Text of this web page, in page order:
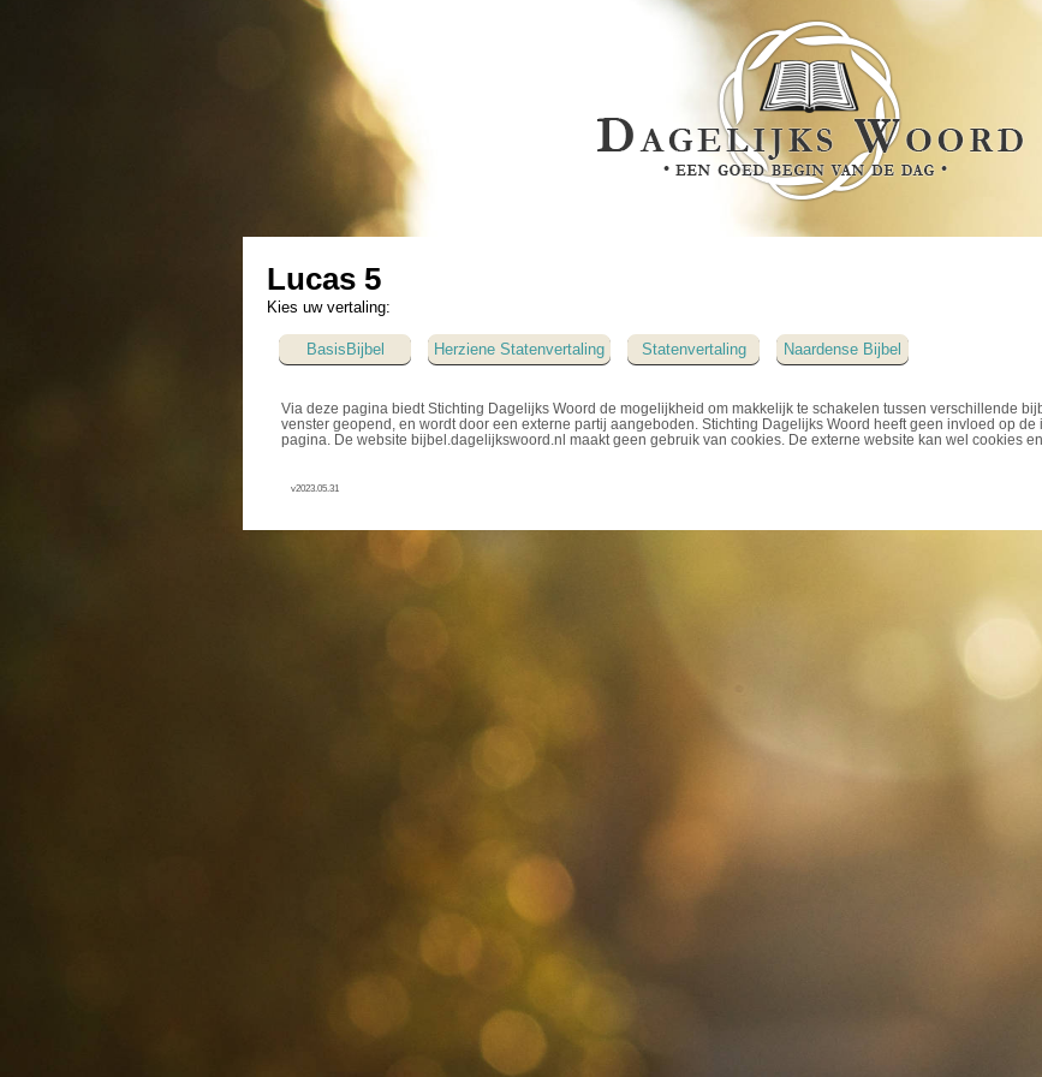
Lucas 5
Kies uw vertaling:
BasisBijbel Herziene Statenvertaling Statenvertaling Naardense Bijbel
Via deze pagina biedt Stichting Dagelijks Woord de mogelijkheid om makkelijk te schakelen tussen verschillende
venster geopend, en wordt door een externe partij aangeboden. Stichting Dagelijks Woord heeft geen invloed op
pagina. De website bijbel.dagelijkswoord.nl maakt geen gebruik van cookies. De externe website kan wel cookies
v2023.05.31